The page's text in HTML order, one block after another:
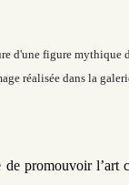
d'une figure mythique
réalisée dans la
promouvoir l’art